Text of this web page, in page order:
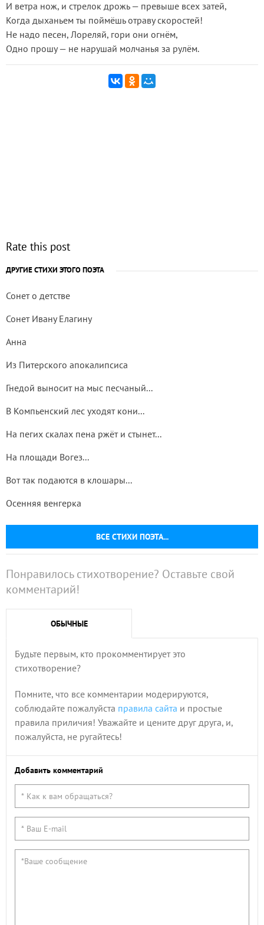
И ветра нож, и стрелок дрожь — превыше всех затей,
Когда дыханьем ты поймёшь отраву скоростей!
Не надо песен, Лореляй, гори они огнём,
Одно прошу — не нарушай молчанья за рулём.
Rate this post
ДРУГИЕ СТИХИ ЭТОГО ПОЭТА
ВСЕ СТИХИ ПОЭТА...
Сонет о детстве
Сонет Ивану Елагину
Анна
Из Питерского апокалипсиса
Гнедой выносит на мыс песчаный...
В Компьенский лес уходят кони...
На пегих скалах пена ржёт и стынет...
На площади Вогез...
Вот так подаются в клошары...
Осенняя венгерка
Понравилось стихотворение? Оставьте свой
комментарий!
ОБЫЧНЫЕ
Будьте первым, кто прокомментирует это
стихотворение?
Помните, что все комментарии модерируются,
соблюдайте пожалуйста правила сайта и простые
правила приличия! Уважайте и цените друг друга, и,
пожалуйста, не ругайтесь!
Добавить комментарий